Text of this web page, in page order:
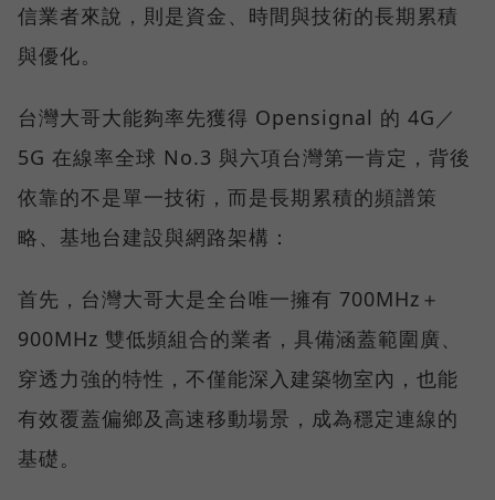
信業者來說，則是資金、時間與技術的長期累積
與優化。
台灣大哥大能夠率先獲得 Opensignal 的 4G／
5G 在線率全球 No.3 與六項台灣第一肯定，背後
依靠的不是單一技術，而是長期累積的頻譜策
略、基地台建設與網路架構：
首先，台灣大哥大是全台唯一擁有 700MHz＋
900MHz 雙低頻組合的業者，具備涵蓋範圍廣、
穿透力強的特性，不僅能深入建築物室內，也能
有效覆蓋偏鄉及高速移動場景，成為穩定連線的
基礎。